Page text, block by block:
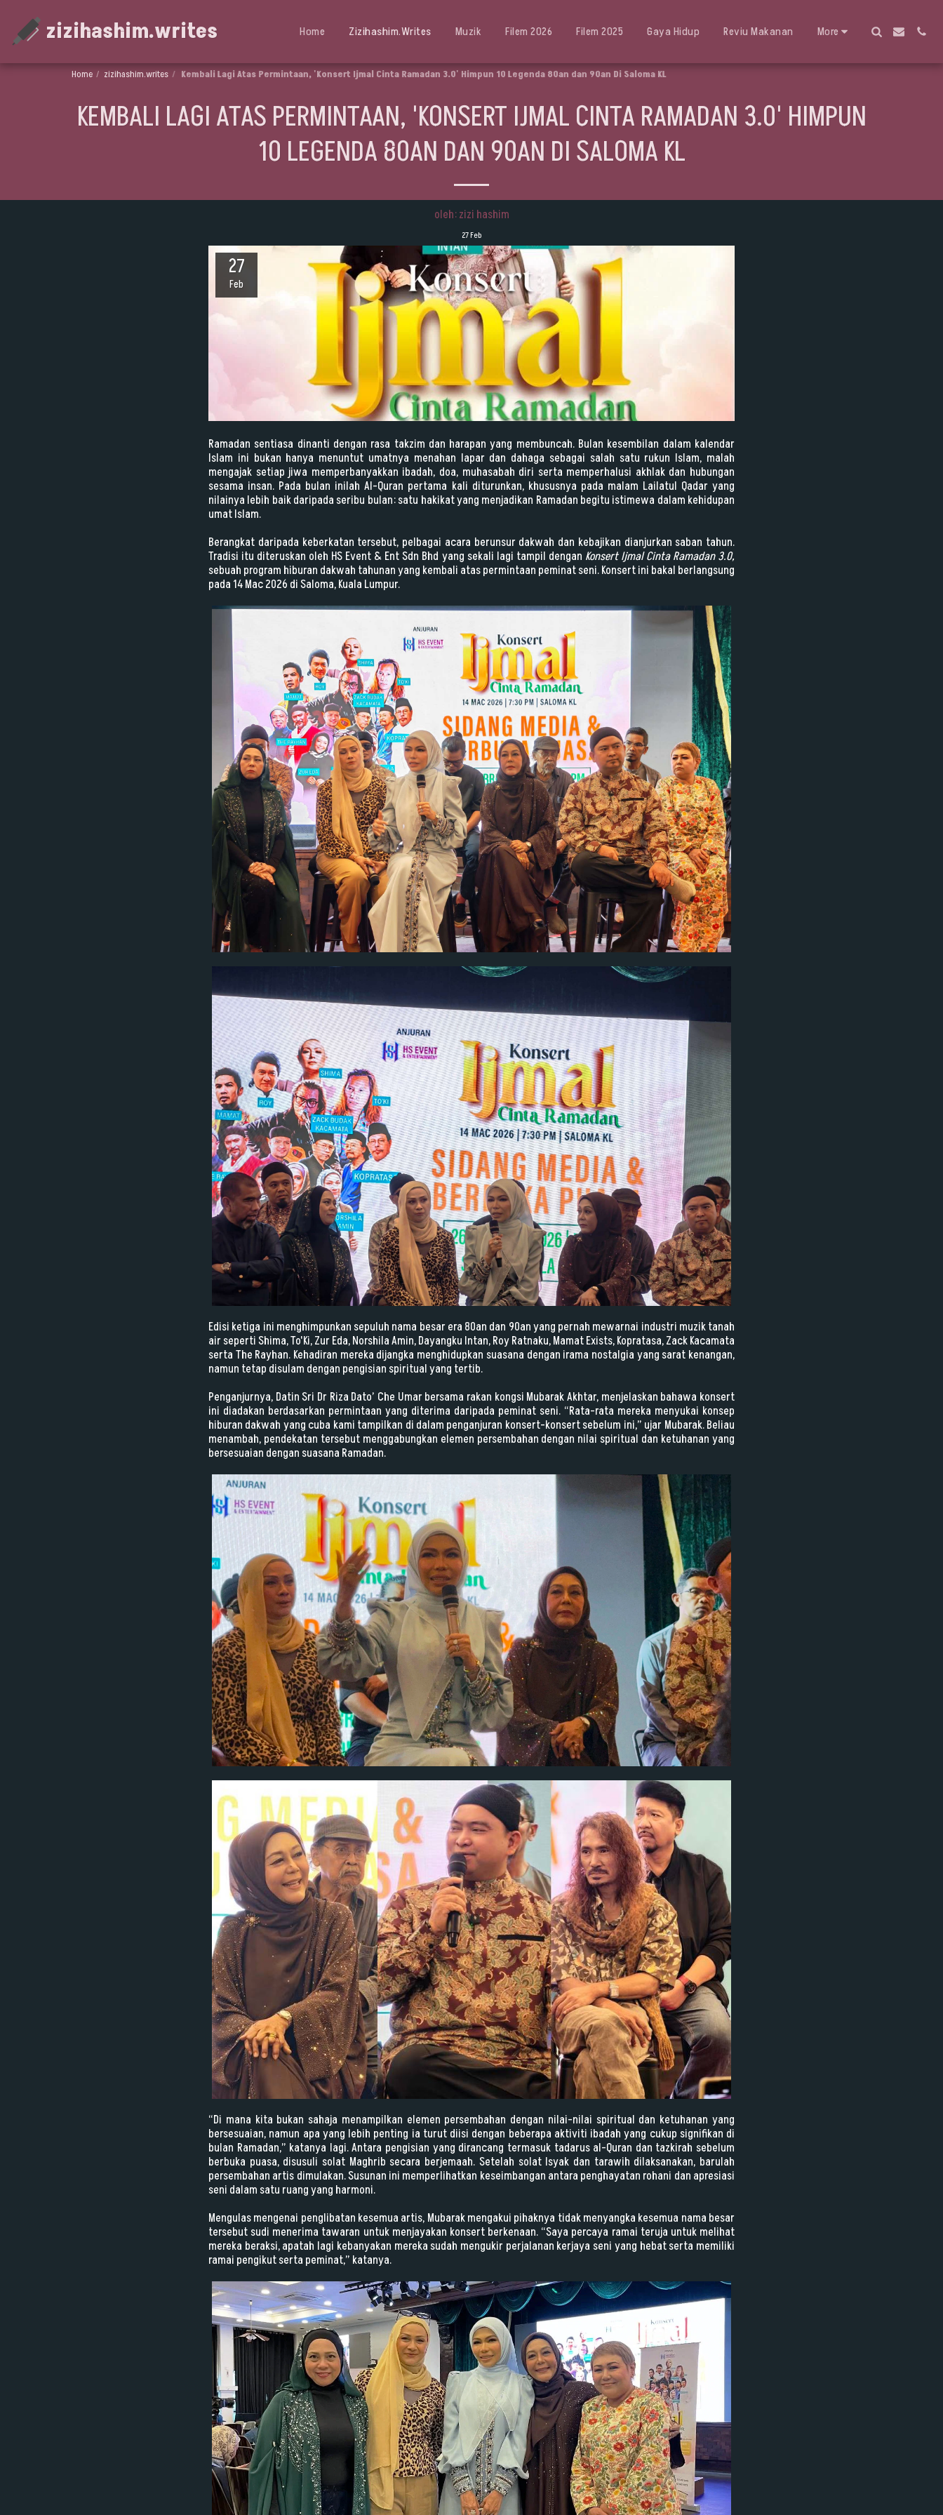
zizihashim.writes Home Zizihashim.writes Muzik Filem 2026 Filem 2025 Gaya Hidup Reviu Makanan More
Home zizihashim.writes Kembali Lagi Atas Permintaan, 'Konsert Ijmal Cinta Ramadan 3.0' Himpun 10 Legenda 80an dan 90an Di Saloma KL
KEMBALI LAGI ATAS PERMINTAAN, 'KONSERT IJMAL CINTA RAMADAN 3.0' HIMPUN
10 LEGENDA 80AN DAN 90AN DI SALOMA KL
oleh: zizi hashim
27Feb
27
Feb
Ramadan sentiasa dinanti dengan rasa takzim dan harapan yang membuncah. Bulan kesembilan dalam kalendar
Islam ini bukan hanya menuntut umatnya menahan lapar dan dahaga sebagai salah satu rukun Islam, malah
mengajak setiap jiwa memperbanyakkan ibadah, doa, muhasabah diri serta memperhalusi akhlak dan hubungan
sesama insan. Pada bulan inilah Al-Quran pertama kali diturunkan, khususnya pada malam Lailatul Qadar yang
nilainya lebih baik daripada seribu bulan: satu hakikat yang menjadikan Ramadan begitu istimewa dalam kehidupan
umat Islam.
Berangkat daripada keberkatan tersebut, pelbagai acara berunsur dakwah dan kebajikan dianjurkan saban tahun.
Tradisi itu diteruskan oleh HS Event & Ent Sdn Bhd yang sekali lagi tampil dengan Konsert Ijmal Cinta Ramadan 3.0,
sebuah program hiburan dakwah tahunan yang kembali atas permintaan peminat seni. Konsert ini bakal berlangsung
pada 14 Mac 2026 di Saloma, Kuala Lumpur.
Edisi ketiga ini menghimpunkan sepuluh nama besar era 80an dan 90an yang pernah mewarnai industri muzik tanah
air seperti Shima, To'Ki, Zur Eda, Norshila Amin, Dayangku Intan, Roy Ratnaku, Mamat Exists, Kopratasa, Zack Kacamata
serta The Rayhan. Kehadiran mereka dijangka menghidupkan suasana dengan irama nostalgia yang sarat kenangan,
namun tetap disulam dengan pengisian spiritual yang tertib.
Penganjurnya, Datin Sri Dr Riza Dato’ Che Umar bersama rakan kongsi Mubarak Akhtar, menjelaskan bahawa konsert
ini diadakan berdasarkan permintaan yang diterima daripada peminat seni. “Rata-rata mereka menyukai konsep
hiburan dakwah yang cuba kami tampilkan di dalam penganjuran konsert-konsert sebelum ini,” ujar Mubarak. Beliau
menambah, pendekatan tersebut menggabungkan elemen persembahan dengan nilai spiritual dan ketuhanan yang
bersesuaian dengan suasana Ramadan.
“Di mana kita bukan sahaja menampilkan elemen persembahan dengan nilai-nilai spiritual dan ketuhanan yang
bersesuaian, namun apa yang lebih penting ia turut diisi dengan beberapa aktiviti ibadah yang cukup signifikan di
bulan Ramadan,” katanya lagi. Antara pengisian yang dirancang termasuk tadarus al-Quran dan tazkirah sebelum
berbuka puasa, disusuli solat Maghrib secara berjemaah. Setelah solat Isyak dan tarawih dilaksanakan, barulah
persembahan artis dimulakan. Susunan ini memperlihatkan keseimbangan antara penghayatan rohani dan apresiasi
seni dalam satu ruang yang harmoni.
Mengulas mengenai penglibatan kesemua artis, Mubarak mengakui pihaknya tidak menyangka kesemua nama besar
tersebut sudi menerima tawaran untuk menjayakan konsert berkenaan. “Saya percaya ramai teruja untuk melihat
mereka beraksi, apatah lagi kebanyakan mereka sudah mengukir perjalanan kerjaya seni yang hebat serta memiliki
ramai pengikut serta peminat,” katanya.